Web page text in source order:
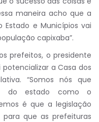
maneira acho que a
Estado e Municípios vai
capixaba”.
prefeitos, o presidente
a Casa dos
“Somos nós que
do estado como o
é que a legislação
que as prefeituras